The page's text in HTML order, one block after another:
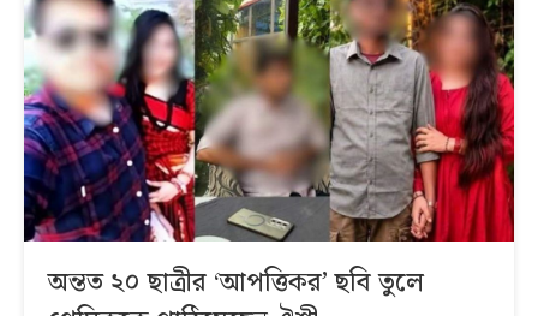
অন্তত ২০ ছাত্রীর ‘আপত্তিকর’ ছবি তুলে